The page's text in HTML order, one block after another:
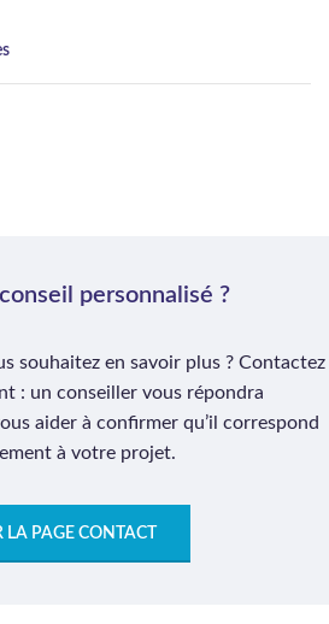
personnalisé ?
souhaitez en savoir plus ? Contactez
: un conseiller vous répondra
aider à confirmer qu’il correspond
à votre projet.
LA PAGE CONTACT